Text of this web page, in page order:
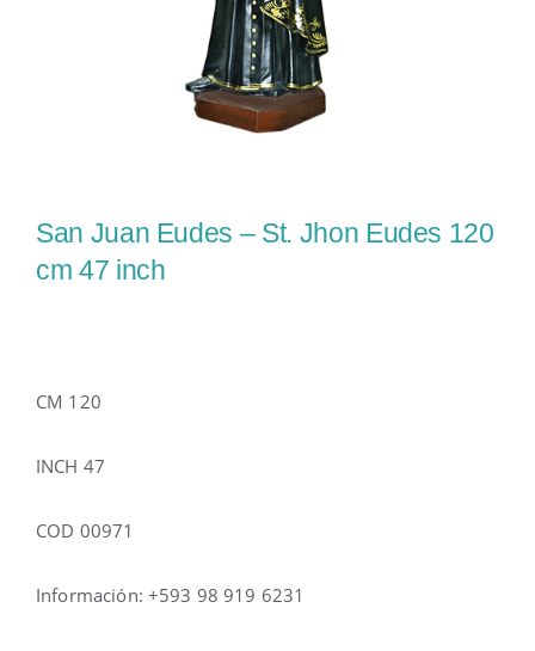
San Juan Eudes – St. Jhon Eudes 120
cm 47 inch
CM 120
INCH 47
COD 00971
Información: +593 98 919 6231